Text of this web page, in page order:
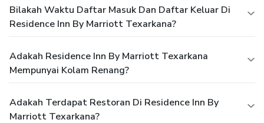
Bilakah Waktu Daftar Masuk Dan Daftar Keluar Di
Residence Inn By Marriott Texarkana?
Adakah Residence Inn By Marriott Texarkana
Mempunyai Kolam Renang?
Adakah Terdapat Restoran Di Residence Inn By
Marriott Texarkana?